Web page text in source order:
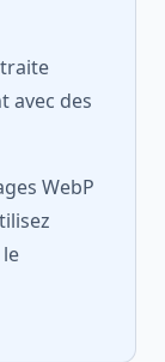
avec des
WebP